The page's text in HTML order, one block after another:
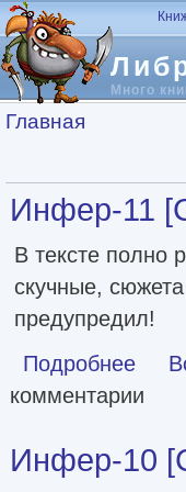
Перейти к основному
Много
Вы здесь
Главная
Инфер-11
В тексте полно
скучные,
предупредил!
Подробнее о
комментарии
Инфер-10